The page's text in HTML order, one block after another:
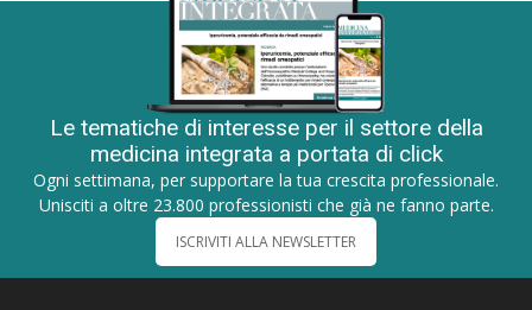
Le tematiche di interesse per il settore della
medicina integrata a portata di click
Ogni settimana, per supportare la tua crescita professionale.
Unisciti a oltre 23.800 professionisti che già ne fanno parte.
ISCRIVITI ALLA NEWSLETTER